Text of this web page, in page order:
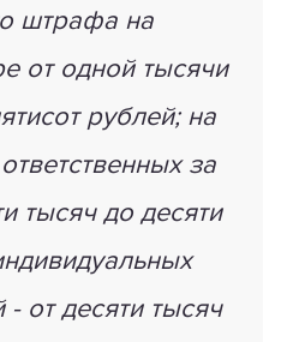
штрафа на
от одной тысячи
рублей; на
за
тысяч до десяти
от десяти тысяч